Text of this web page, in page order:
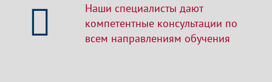
Наши специалисты дают
компетентные консультации по
всем направлениям обучения